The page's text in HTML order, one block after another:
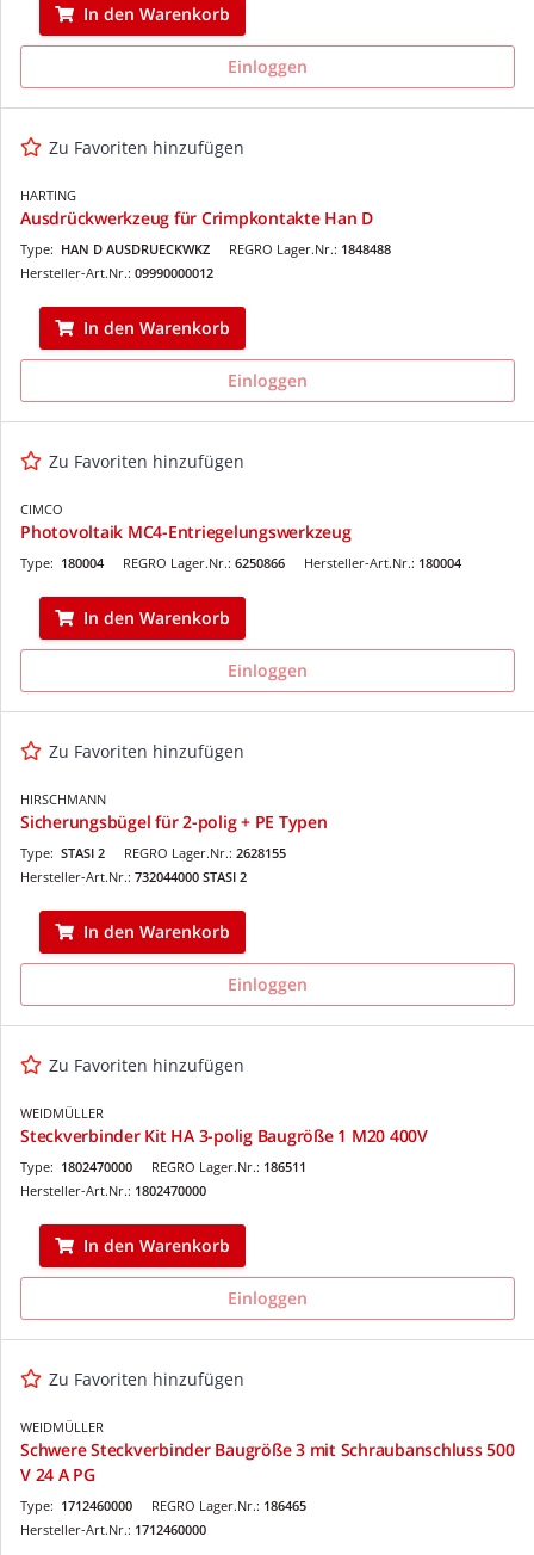
In den Warenkorb
Einloggen
Zu Favoriten hinzufügen
HARTING
Ausdrückwerkzeug für Crimpkontakte Han D
REGRO Lager.Nr.: 1848488
Type: HAN D AUSDRUECKWKZ
Hersteller-Art.Nr.: 09990000012
In den Warenkorb
Einloggen
Zu Favoriten hinzufügen
CIMCO
Photovoltaik MC4-Entriegelungswerkzeug
REGRO Lager.Nr.: 6250866
Type: 180004 Hersteller-Art.Nr.: 180004
In den Warenkorb
Einloggen
Zu Favoriten hinzufügen
HIRSCHMANN
Sicherungsbügel für 2-polig + PE Typen
REGRO Lager.Nr.: 2628155
Type: STASI 2
Hersteller-Art.Nr.: 732044000 STASI 2
In den Warenkorb
Einloggen
Zu Favoriten hinzufügen
WEIDMÜLLER
Steckverbinder Kit HA 3-polig Baugröße 1 M20 400V
REGRO Lager.Nr.: 186511
Type: 1802470000
Hersteller-Art.Nr.: 1802470000
In den Warenkorb
Einloggen
Zu Favoriten hinzufügen
WEIDMÜLLER
Schwere Steckverbinder Baugröße 3 mit Schraubanschluss 500
V 24 A PG
REGRO Lager.Nr.: 186465
Type: 1712460000
Hersteller-Art.Nr.: 1712460000